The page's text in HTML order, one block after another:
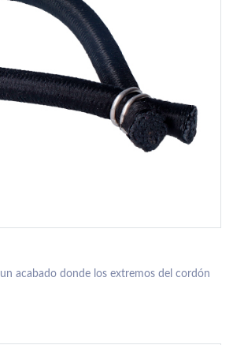
un acabado donde los extremos del cordón